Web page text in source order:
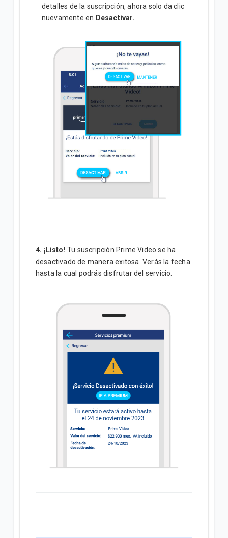
detalles de la suscripción, ahora solo da clic
nuevamente en Desactivar.
4. ¡Listo! Tu suscripción Prime Video se ha
desactivado de manera exitosa. Verás la fecha
hasta la cual podrás disfrutar del servicio.